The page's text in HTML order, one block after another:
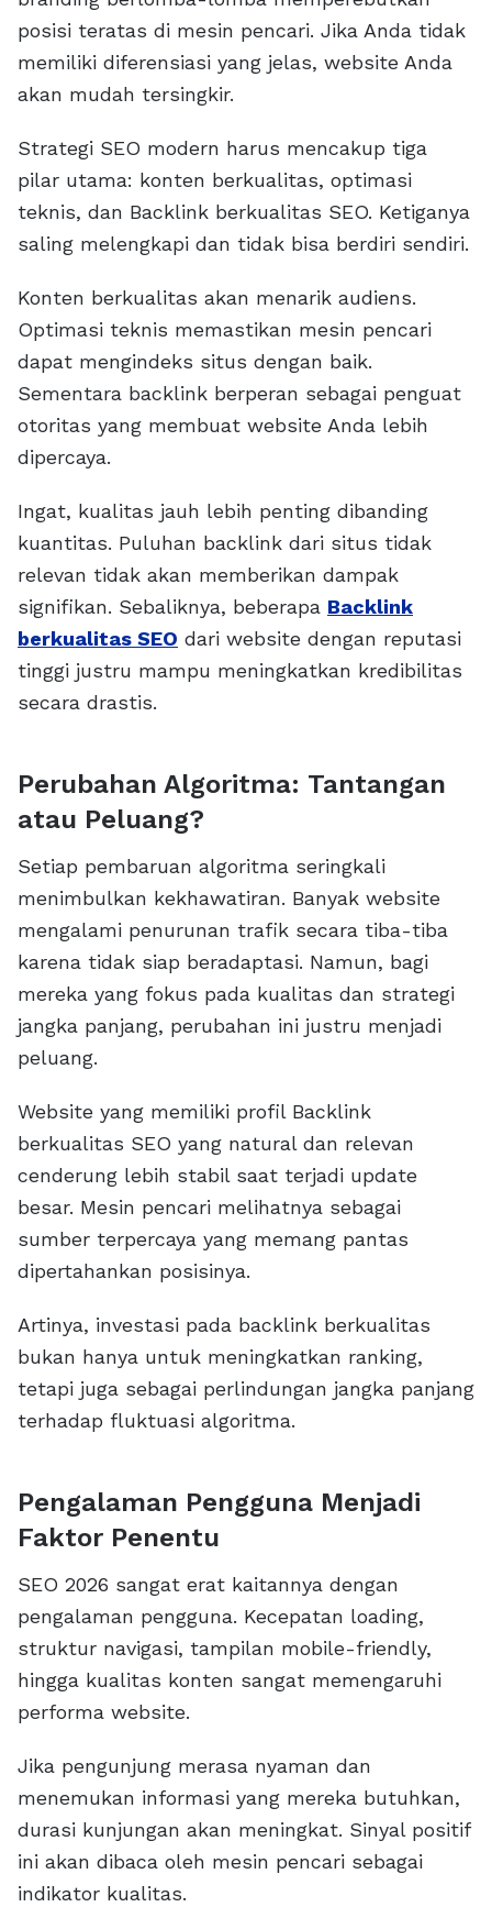
posisi teratas di mesin pencari. Jika Anda tidak
memiliki diferensiasi yang jelas, website Anda
akan mudah tersingkir.
Strategi SEO modern harus mencakup tiga
pilar utama: konten berkualitas, optimasi
teknis, dan Backlink berkualitas SEO. Ketiganya
saling melengkapi dan tidak bisa berdiri sendiri.
Konten berkualitas akan menarik audiens.
Optimasi teknis memastikan mesin pencari
dapat mengindeks situs dengan baik.
Sementara backlink berperan sebagai penguat
otoritas yang membuat website Anda lebih
dipercaya.
Ingat, kualitas jauh lebih penting dibanding
kuantitas. Puluhan backlink dari situs tidak
relevan tidak akan memberikan dampak
signifikan. Sebaliknya, beberapa Backlink
berkualitas SEO dari website dengan reputasi
tinggi justru mampu meningkatkan kredibilitas
secara drastis.
Perubahan Algoritma: Tantangan
atau Peluang?
Setiap pembaruan algoritma seringkali
menimbulkan kekhawatiran. Banyak website
mengalami penurunan trafik secara tiba-tiba
karena tidak siap beradaptasi. Namun, bagi
mereka yang fokus pada kualitas dan strategi
jangka panjang, perubahan ini justru menjadi
peluang.
Website yang memiliki profil Backlink
berkualitas SEO yang natural dan relevan
cenderung lebih stabil saat terjadi update
besar. Mesin pencari melihatnya sebagai
sumber terpercaya yang memang pantas
dipertahankan posisinya.
Artinya, investasi pada backlink berkualitas
bukan hanya untuk meningkatkan ranking,
tetapi juga sebagai perlindungan jangka panjang
terhadap fluktuasi algoritma.
Pengalaman Pengguna Menjadi
Faktor Penentu
SEO 2026 sangat erat kaitannya dengan
pengalaman pengguna. Kecepatan loading,
struktur navigasi, tampilan mobile-friendly,
hingga kualitas konten sangat memengaruhi
performa website.
Jika pengunjung merasa nyaman dan
menemukan informasi yang mereka butuhkan,
durasi kunjungan akan meningkat. Sinyal positif
ini akan dibaca oleh mesin pencari sebagai
indikator kualitas.